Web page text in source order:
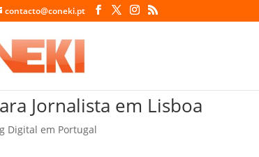
contacto@coneki.pt
Jornalista em Lisboa
Digital em Portugal